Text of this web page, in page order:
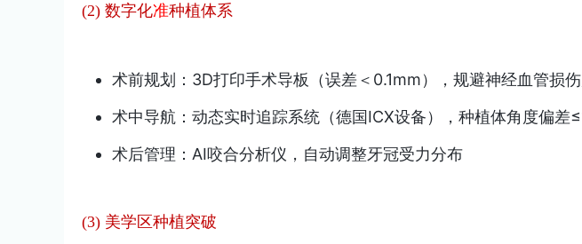
(2) 数字化准种植体系
术前规划：3D打印手术导板（误差＜0.1mm），规避神经血管损
术中导航：动态实时追踪系统（德国ICX设备），种植体角度偏差
术后管理：AI咬合分析仪，自动调整牙冠受力分布
(3) 美学区种植突破